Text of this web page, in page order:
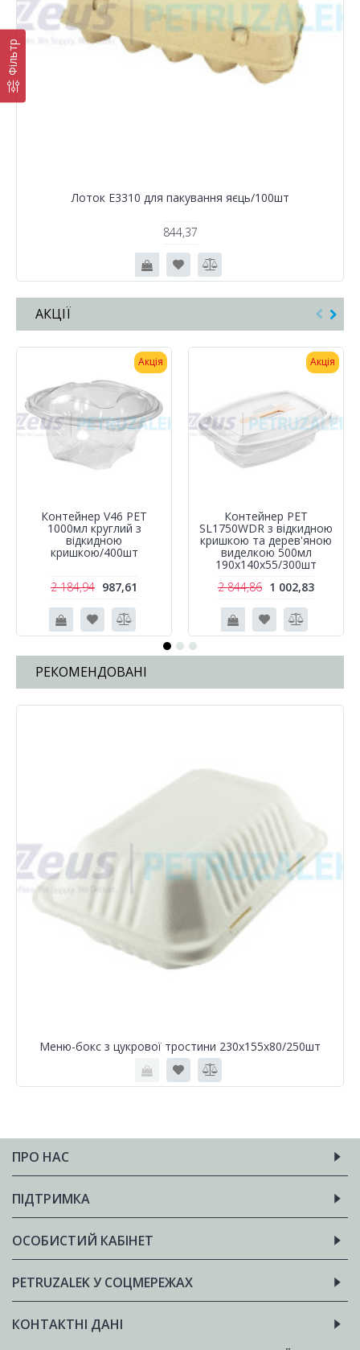
Фільтр
Лоток Е3310 для пакування яєць/100шт
844,37
АКЦІЇ
Акція
Контейнер V46 PET
1000мл круглий з
відкидною
кришкою/400шт
2 184,94 987,61
Акція
Контейнер РЕТ
SL1750WDR з відкидною
кришкою та дерев'яною
виделкою 500мл
190х140х55/300шт
2 844,86 1 002,83
РЕКОМЕНДОВАНІ
Меню-бокс з цукрової тростини 230х155х80/250шт
ПРО НАС
ПІДТРИМКА
ОСОБИСТИЙ КАБІНЕТ
PETRUZALEK У СОЦМЕРЕЖАХ
КОНТАКТНІ ДАНІ